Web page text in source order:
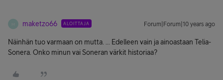
M maketzo66 ALOITTAJA Forum|Forum|10 years ago
Näinhän tuo varmaan on mutta. ... Edelleen vain ja ainoastaan Telia-
Sonera. Onko minun vai Soneran värkit historiaa?